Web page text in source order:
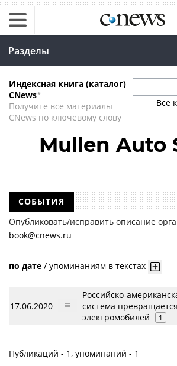
Разделы
Индексная книга (каталог)
CNews*
Получите все материалы
CNews по ключевому слову
Все
Mullen Auto
СОБЫТИЯ
Опубликовать/исправить описание
book@cnews.ru
по дате / упоминаниям в текстах
17.06.2020
Российско-
система
электромобилей
1
Публикаций - 1, упоминаний - 1